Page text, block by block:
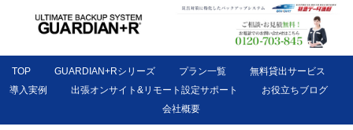
TOP GUARDIAN+Rシリーズ プラン一覧
無料貸出サービス
導入実例
出張オンサイト&リモート設定サポート
お役立ちブログ
会社概要